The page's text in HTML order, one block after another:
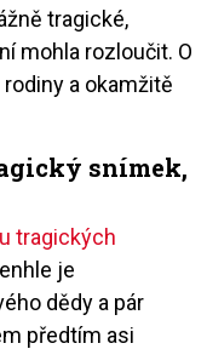
tragické,
mohla rozloučit. O
a okamžitě
snímek,
tragických
je
dědy a pár
předtím asi